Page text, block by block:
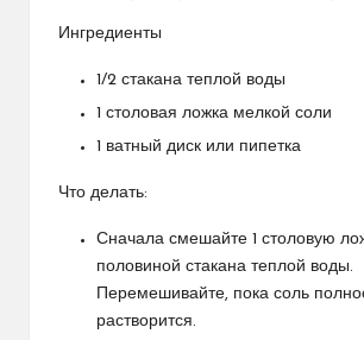
Ингредиенты
1/2 стакана теплой воды
1 столовая ложка мелкой соли
1 ватный диск или пипетка
Что делать:
Сначала смешайте 1 столовую
половиной стакана теплой воды.
Перемешивайте, пока соль
растворится.